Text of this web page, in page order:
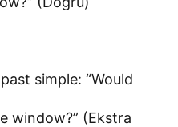
simple: “Would
window?” (Ekstra